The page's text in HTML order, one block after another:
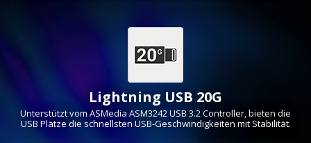
Lightning USB 20G
Unterstützt vom ASMedia ASM3242 USB 3.2 Controller, bieten die
USB Plätze die schnellsten USB-Geschwindigkeiten mit Stabilität.